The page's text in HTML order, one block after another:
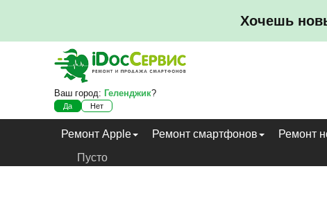
Хочешь
Ваш город: Геленджик?
Да Нет
Ремонт Apple Ремонт смартфонов Ремонт
Пусто